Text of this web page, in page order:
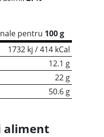
pentru 100 g
1732 kj / 414 kCal
12.1 g
22 g
50.6 g
aliment